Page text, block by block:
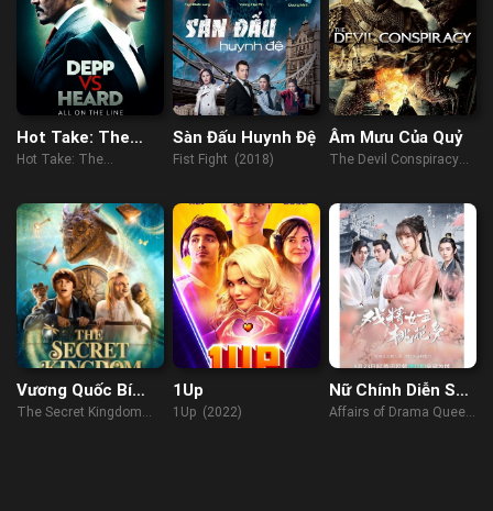
Hot Take: The
Depp/Heard Trial
Hot Take: The
(2022)
Sàn Đấu Huynh Đệ
Fist Fight (2018)
Âm Mưu Của Quỷ
The Devil Conspiracy
Vương Quốc Bí
Mật
The Secret Kingdom
1Up
1Up (2022)
Nữ Chính Diễn Sâu
Lắm Mối Theo
Affairs of Drama Queen